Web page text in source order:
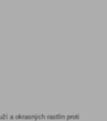
a okrasných rastlín proti